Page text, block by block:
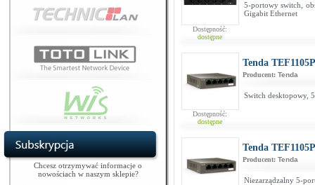
Chcesz otrzymywać informacje o
nowościach w naszym sklepie?
Dostępność:
dostępne
5-portowy switch,
Gigabit Ethernet
Dostępność:
dostępne
Tenda
Producent: Tenda
Switch desktopowy,
Tenda
Producent: Tenda
Niezarządzalny 5-